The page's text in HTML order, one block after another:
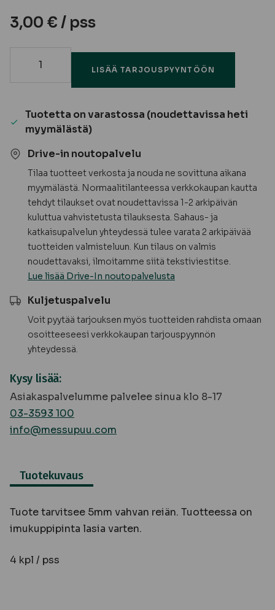
3,00 € / pss
Lasihyllynkannatin
määrä
LISÄÄ TARJOUSPYYNTÖÖN
Tuotetta on varastossa (noudettavissa heti
myymälästä)
Drive-in noutopalvelu
Tilaa tuotteet verkosta ja nouda ne sovittuna aikana
myymälästä. Normaalitilanteessa verkkokaupan kautta
tehdyt tilaukset ovat noudettavissa 1-2 arkipäivän
kuluttua vahvistetusta tilauksesta. Sahaus- ja
katkaisupalvelun yhteydessä tulee varata 2 arkipäivää
tuotteiden valmisteluun. Kun tilaus on valmis
noudettavaksi, ilmoitamme siitä tekstiviestitse.
Lue lisää Drive-In noutopalvelusta
Kuljetuspalvelu
Voit pyytää tarjouksen myös tuotteiden rahdista omaan
osoitteeseesi verkkokaupan tarjouspyynnön
yhteydessä.
Kysy lisää:
Asiakaspalvelumme palvelee sinua klo 8-17
03-3593 100
info@messupuu.com
Tuotekuvaus
Tuote tarvitsee 5mm vahvan reiän. Tuotteessa on
imukuppipinta lasia varten.
4 kpl / pss